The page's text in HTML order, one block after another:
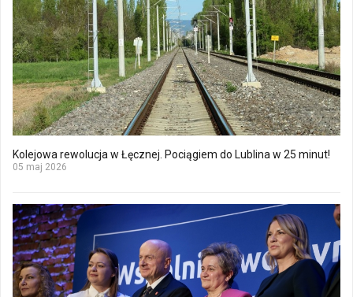
Kolejowa rewolucja w Łęcznej. Pociągiem do Lublina w 25 minut!
05 maj 2026